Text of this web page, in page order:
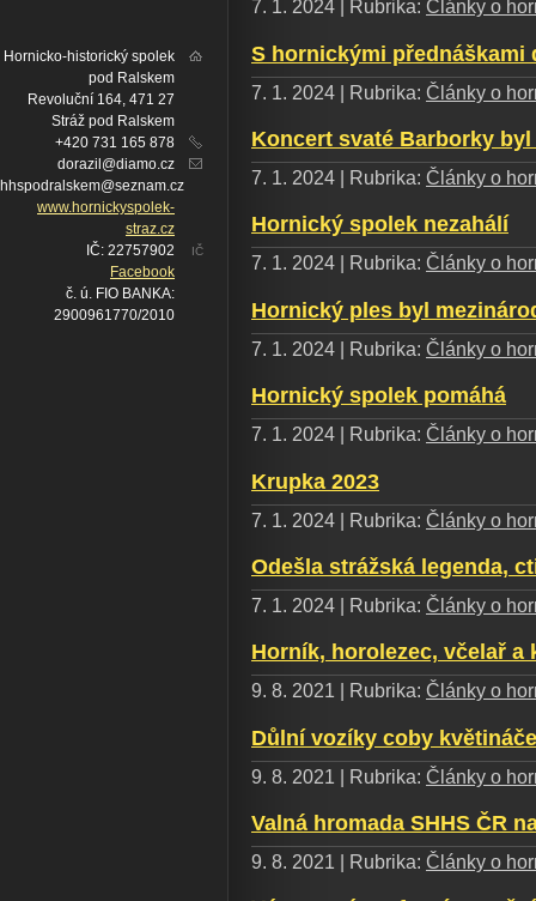
7. 1. 2024 | Rubrika: Články o
S hornickými přednáškami
7. 1. 2024 | Rubrika: Články o
Koncert svaté Barborky
7. 1. 2024 | Rubrika: Články o
Hornický spolek nezahálí
7. 1. 2024 | Rubrika: Články o
Hornický ples byl
7. 1. 2024 | Rubrika: Články o
Hornický spolek pomáhá
7. 1. 2024 | Rubrika: Články o
Krupka 2023
7. 1. 2024 | Rubrika: Články o
Odešla strážská legenda,
7. 1. 2024 | Rubrika: Články o
Horník, horolezec, včelař a
9. 8. 2021 | Rubrika: Články o
Důlní vozíky coby
9. 8. 2021 | Rubrika: Články o
Valná hromada SHHS ČR
9. 8. 2021 | Rubrika: Články o
Hornicko-historický spolek
pod Ralskem
Revoluční 164, 471 27
Stráž pod Ralskem
+420 731 165 878
dorazil@diamo.cz
hhspodralskem@seznam.cz
www.hornickyspolek-
straz.cz
IČ
IČ: 22757902
Facebook
č. ú. FIO BANKA:
2900961770/2010